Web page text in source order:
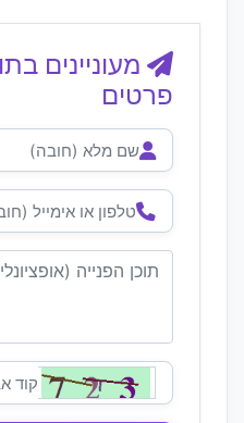
מעוניינים
פרטים